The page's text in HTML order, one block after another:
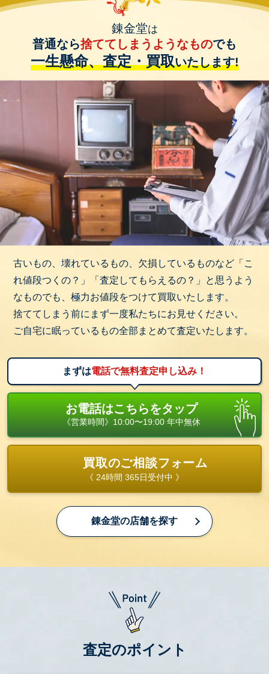
錬金堂は
普通なら捨ててしまうようなものでも
一生懸命、査定・買取いたします!
古いもの、壊れているもの、欠損しているものなど「こ
れ値段つくの？」「査定してもらえるの？」と思うよう
なものでも、極力お値段をつけて買取いたします。
捨ててしまう前にまず一度私たちにお見せください。
ご自宅に眠っているもの全部まとめて査定いたします。
まずは電話で無料査定申し込み！
お電話はこちらをタップ
《営業時間》10:00〜19:00 年中無休
買取のご相談フォーム
《 24時間 365日受付中 》
錬金堂の店舗を探す
査定のポイント